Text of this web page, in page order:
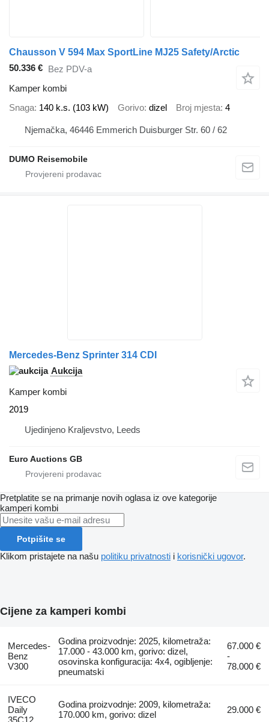
Chausson V 594 Max SportLine MJ25 Safety/Arctic
50.336 € Bez PDV-a
Kamper kombi
Snaga 140 k.s. (103 kW) Gorivo dizel Broj mjesta 4
Njemačka, 46446 Emmerich Duisburger Str. 60 / 62
DUMO Reisemobile
Mercedes-Benz Sprinter 314 CDI
Aukcija
Kamper kombi
2019
Ujedinjeno Kraljevstvo, Leeds
Euro Auctions GB
Pretplatite se na primanje novih oglasa iz ove kategorije
kamperi kombi
Potpišite se
Klikom pristajete na našu politiku privatnosti i korisnički ugovor.
Cijene za kamperi kombi
Mercedes-
Benz
V300
Godina proizvodnje: 2025, kilometraža:
17.000 - 43.000 km, gorivo: dizel,
osovinska konfiguracija: 4x4, ogibljenje:
pneumatski
67.000 €
-
78.000 €
IVECO
Daily
Godina proizvodnje: 2009, kilometraža:
170.000 km, gorivo: dizel
29.000 €